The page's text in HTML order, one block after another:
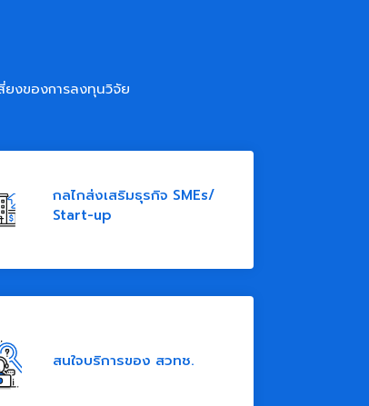
ยงของการลงทุนวิจัย
กลไกส่งเสริมธุรกิจ SMEs/
Start-up
สนใจบริการของ สวทช.